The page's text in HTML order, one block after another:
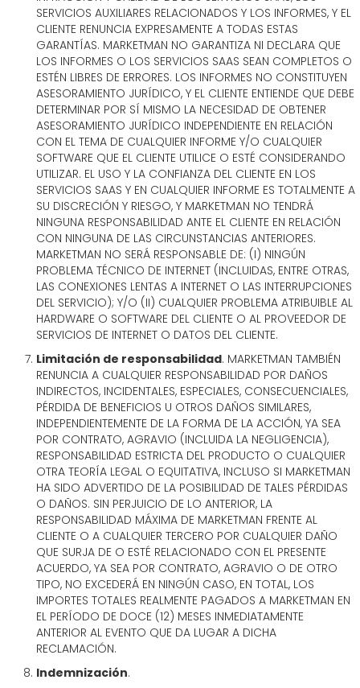
SERVICIOS AUXILIARES RELACIONADOS Y LOS INFORMES, Y EL
CLIENTE RENUNCIA EXPRESAMENTE A TODAS ESTAS
GARANTÍAS. MARKETMAN NO GARANTIZA NI DECLARA QUE
LOS INFORMES O LOS SERVICIOS SAAS SEAN COMPLETOS O
ESTÉN LIBRES DE ERRORES. LOS INFORMES NO CONSTITUYEN
ASESORAMIENTO JURÍDICO, Y EL CLIENTE ENTIENDE QUE DEBE
DETERMINAR POR SÍ MISMO LA NECESIDAD DE OBTENER
ASESORAMIENTO JURÍDICO INDEPENDIENTE EN RELACIÓN
CON EL TEMA DE CUALQUIER INFORME Y/O CUALQUIER
SOFTWARE QUE EL CLIENTE UTILICE O ESTÉ CONSIDERANDO
UTILIZAR. EL USO Y LA CONFIANZA DEL CLIENTE EN LOS
SERVICIOS SAAS Y EN CUALQUIER INFORME ES TOTALMENTE A
SU DISCRECIÓN Y RIESGO, Y MARKETMAN NO TENDRÁ
NINGUNA RESPONSABILIDAD ANTE EL CLIENTE EN RELACIÓN
CON NINGUNA DE LAS CIRCUNSTANCIAS ANTERIORES.
MARKETMAN NO SERÁ RESPONSABLE DE: (I) NINGÚN
PROBLEMA TÉCNICO DE INTERNET (INCLUIDAS, ENTRE OTRAS,
LAS CONEXIONES LENTAS A INTERNET O LAS INTERRUPCIONES
DEL SERVICIO); Y/O (II) CUALQUIER PROBLEMA ATRIBUIBLE AL
HARDWARE O SOFTWARE DEL CLIENTE O AL PROVEEDOR DE
SERVICIOS DE INTERNET O DATOS DEL CLIENTE.
Limitación de responsabilidad. MARKETMAN TAMBIÉN
RENUNCIA A CUALQUIER RESPONSABILIDAD POR DAÑOS
INDIRECTOS, INCIDENTALES, ESPECIALES, CONSECUENCIALES,
PÉRDIDA DE BENEFICIOS U OTROS DAÑOS SIMILARES,
INDEPENDIENTEMENTE DE LA FORMA DE LA ACCIÓN, YA SEA
POR CONTRATO, AGRAVIO (INCLUIDA LA NEGLIGENCIA),
RESPONSABILIDAD ESTRICTA DEL PRODUCTO O CUALQUIER
OTRA TEORÍA LEGAL O EQUITATIVA, INCLUSO SI MARKETMAN
HA SIDO ADVERTIDO DE LA POSIBILIDAD DE TALES PÉRDIDAS
O DAÑOS. SIN PERJUICIO DE LO ANTERIOR, LA
RESPONSABILIDAD MÁXIMA DE MARKETMAN FRENTE AL
CLIENTE O A CUALQUIER TERCERO POR CUALQUIER DAÑO
QUE SURJA DE O ESTÉ RELACIONADO CON EL PRESENTE
ACUERDO, YA SEA POR CONTRATO, AGRAVIO O DE OTRO
TIPO, NO EXCEDERÁ EN NINGÚN CASO, EN TOTAL, LOS
IMPORTES TOTALES REALMENTE PAGADOS A MARKETMAN EN
EL PERÍODO DE DOCE (12) MESES INMEDIATAMENTE
ANTERIOR AL EVENTO QUE DA LUGAR A DICHA
RECLAMACIÓN.
Indemnización.